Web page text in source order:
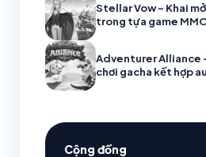
Stellar Vow – Khai
trong tựa game
Adventurer Alliance
chơi gacha kết hợp
Cộng đồng